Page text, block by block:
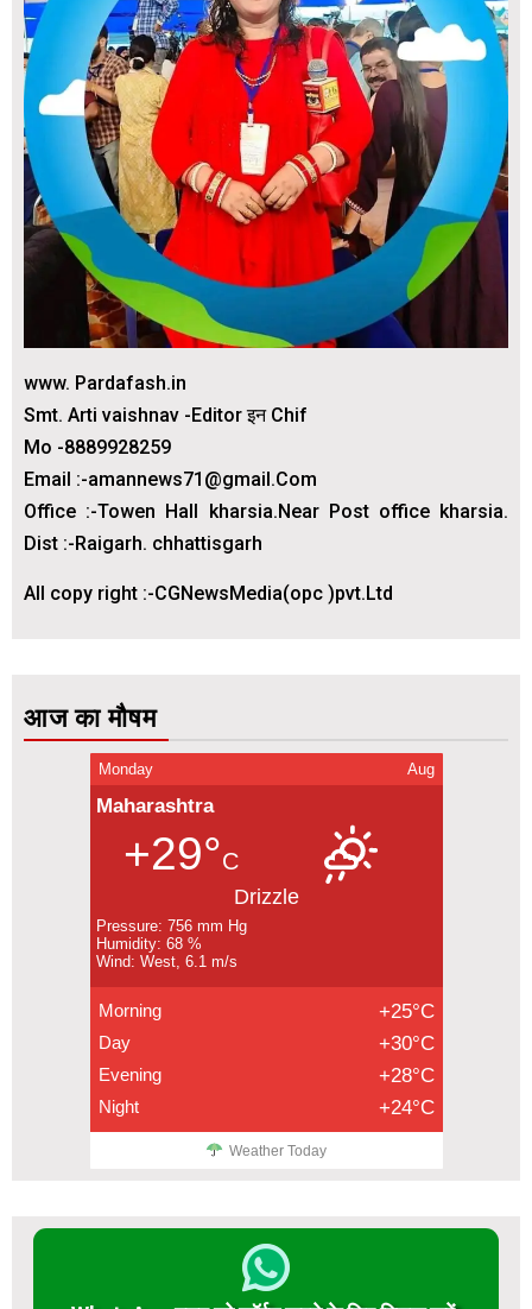
www. Pardafash.in
Smt. Arti vaishnav -Editor इन Chif
Mo -8889928259
Email :-amannews71@gmail.Com
Office :-Towen Hall kharsia.Near Post office kharsia.
Dist :-Raigarh. chhattisgarh
All copy right :-CGNewsMedia(opc )pvt.Ltd
आज का मौषम
Monday Aug
Maharashtra
+29°C
Drizzle
Pressure: 756 mm Hg
Humidity: 68 %
Wind: West, 6.1 m/s
Morning +25°C
Day +30°C
Evening +28°C
Night +24°C
Weather Today